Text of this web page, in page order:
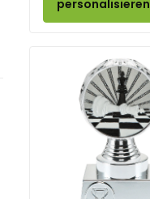
personalisieren